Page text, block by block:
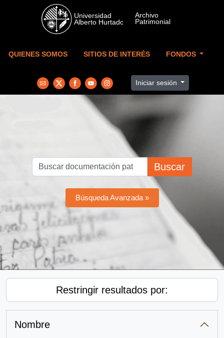
Skip to main content
QUIENES SOMOS SITIOS DE INTERÉS FONDOS
Iniciar sesión
Buscar
Búsqueda Avanzada »
Restringir resultados por:
Nombre